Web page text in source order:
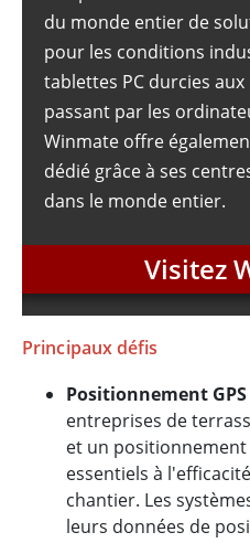
du monde entier de
pour les conditions
tablettes PC durcies
passant par les
Winmate offre
dédié grâce à ses
dans le monde entier.
Visitez
Principaux défis
Positionnement
entreprises de
et un
essentiels à
chantier. Les
leurs données de